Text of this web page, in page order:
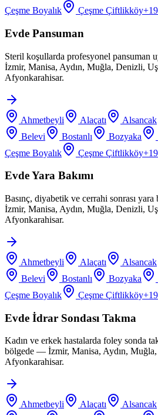
Çeşme Boyalık
Çeşme Çiftlikköy+
Evde Pansuman
Steril koşullarda profesyonel pansuman
İzmir, Manisa, Aydın, Muğla, Denizli,
Afyonkarahisar.
Ahmetbeyli Alaçatı Alsancak
Belevi
Bostanlı Bozyaka
Çeşme Boyalık
Çeşme Çiftlikköy+
Evde Yara Bakımı
Basınç, diyabetik ve cerrahi sonrası
İzmir, Manisa, Aydın, Muğla, Denizli,
Afyonkarahisar.
Ahmetbeyli Alaçatı Alsancak
Belevi
Bostanlı Bozyaka
Çeşme Boyalık
Çeşme Çiftlikköy+
Evde İdrar Sondası Takma
Kadın ve erkek hastalarda foley sonda
bölgede — İzmir, Manisa, Aydın,
Afyonkarahisar.
Ahmetbeyli Alaçatı Alsancak